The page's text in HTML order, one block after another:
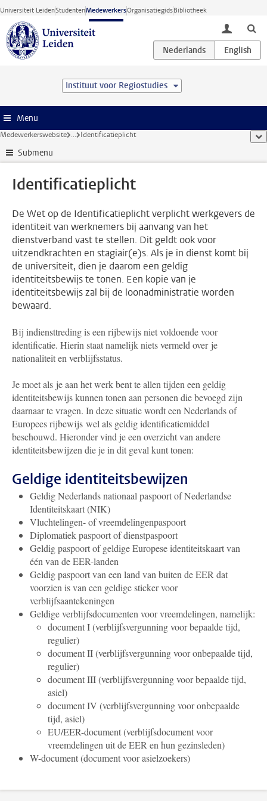
Ga direct naar de inhoud
Universiteit LeidenStudentenMedewerkersOrganisatiegidsBibliotheek
toggle
Instituut voor Regiostudies
Menu
Medewerkerswebsite ... Identificatieplicht
Submenu
Identificatieplicht
De Wet op de Identificatieplicht verplicht werkgevers de
identiteit van werknemers bij aanvang van het
dienstverband vast te stellen. Dit geldt ook voor
uitzendkrachten en stagiair(e)s. Als je in dienst komt bij
de universiteit, dien je daarom een geldig
identiteitsbewijs te tonen. Een kopie van je
identiteitsbewijs zal bij de loonadministratie worden
bewaard.
Bij indiensttreding is een rijbewijs niet voldoende voor
identificatie. Hierin staat namelijk niets vermeld over je
nationaliteit en verblijfsstatus.
Je moet als je aan het werk bent te allen tijden een geldig
identiteitsbewijs kunnen tonen aan personen die bevoegd zijn
daarnaar te vragen. In deze situatie wordt een Nederlands of
Europees rijbewijs wel als geldig identificatiemiddel
beschouwd. Hieronder vind je een overzicht van andere
identiteitsbewijzen die je in dit geval kunt tonen:
Geldige identiteitsbewijzen
Geldig Nederlands nationaal paspoort of Nederlandse
Identiteitskaart (NIK)
Vluchtelingen- of vreemdelingenpaspoort
Diplomatiek paspoort of dienstpaspoort
Geldig paspoort of geldige Europese identiteitskaart van
één van de EER-landen
Geldig paspoort van een land van buiten de EER dat
voorzien is van een geldige sticker voor
verblijfsaantekeningen
Geldige verblijfsdocumenten voor vreemdelingen, namelijk:
document I (verblijfsvergunning voor bepaalde tijd,
regulier)
document II (verblijfsvergunning voor onbepaalde tijd,
regulier)
document III (verblijfsvergunning voor bepaalde tijd,
asiel)
document IV (verblijfsvergunning voor onbepaalde
tijd, asiel)
EU/EER-document (verblijfsdocument voor
vreemdelingen uit de EER en hun gezinsleden)
W-document (document voor asielzoekers)